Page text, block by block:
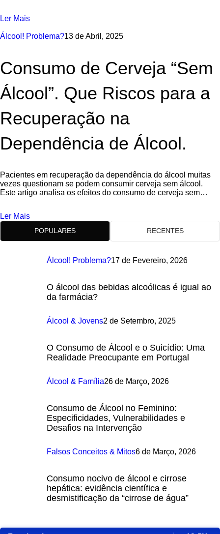
Ler Mais
Álcool! Problema?13 de Abril, 2025
Consumo de Cerveja “Sem
Álcool”. Que Riscos para a
Recuperação na
Dependência de Álcool.
Pacientes em recuperação da dependência do álcool muitas
vezes questionam se podem consumir cerveja sem álcool.
Este artigo analisa os efeitos do consumo de cerveja sem
Ler Mais
POPULARES RECENTES
Álcool! Problema?17 de Fevereiro, 2026
O álcool das bebidas alcoólicas é igual ao
da farmácia?
Álcool & Jovens2 de Setembro, 2025
O Consumo de Álcool e o Suicídio: Uma
Realidade Preocupante em Portugal
Álcool & Família26 de Março, 2026
Consumo de Álcool no Feminino:
Especificidades, Vulnerabilidades e
Desafios na Intervenção
Falsos Conceitos & Mitos6 de Março, 2026
Consumo nocivo de álcool e cirrose
hepática: evidência científica e
desmistificação da “cirrose de água”